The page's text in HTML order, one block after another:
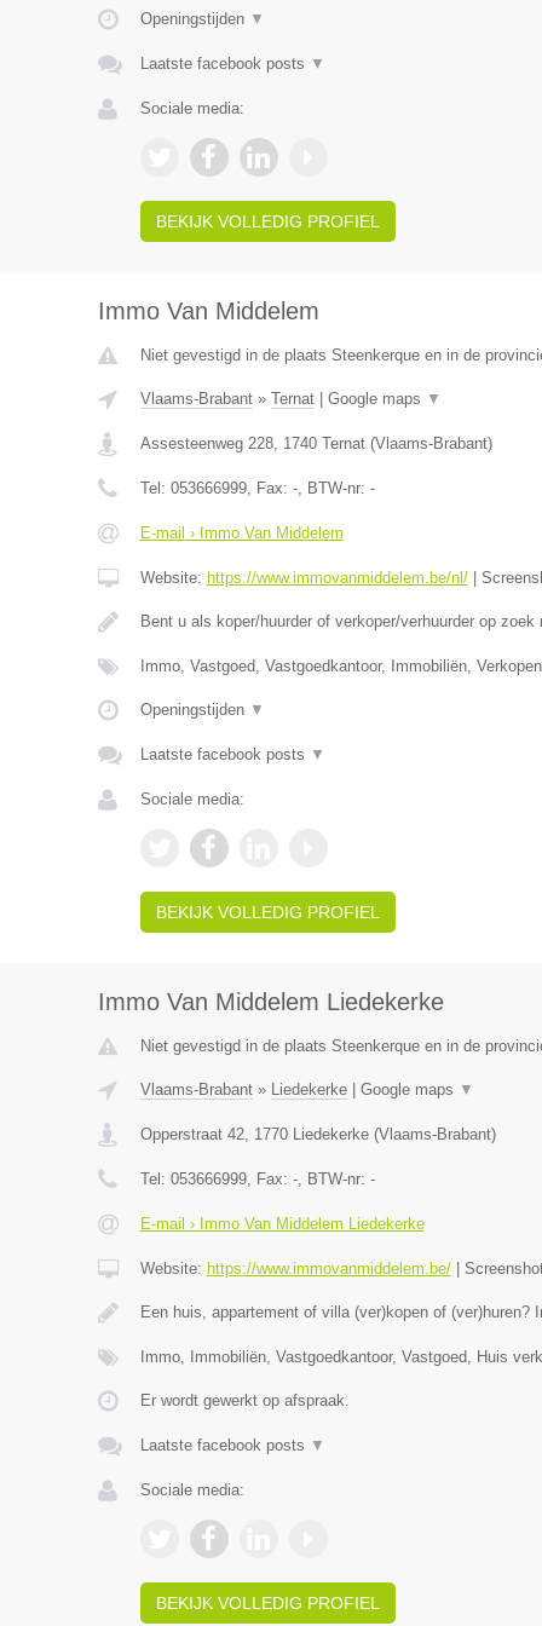
Openingstijden ▼
Laatste facebook posts ▼
Sociale media:
BEKIJK VOLLEDIG PROFIEL
Immo Van Middelem
Niet gevestigd in de plaats Steenkerque en in de
Vlaams-Brabant» Ternat| Google maps ▼
Assesteenweg 228, 1740 Ternat(Vlaams-Brabant)
Tel: 053666999, Fax: -, BTW-nr: -
E-mail › Immo Van Middelem
Website: https://www.immovanmiddelem.be/nl/|
Bent u als koper/huurder of verkoper/verhuurder op
Immo, Vastgoed, Vastgoedkantoor, Immobiliën,
Openingstijden ▼
Laatste facebook posts ▼
Sociale media:
BEKIJK VOLLEDIG PROFIEL
Immo Van Middelem Liedekerke
Niet gevestigd in de plaats Steenkerque en in de
Vlaams-Brabant» Liedekerke| Google maps ▼
Opperstraat 42, 1770 Liedekerke(Vlaams-Brabant)
Tel: 053666999, Fax: -, BTW-nr: -
E-mail › Immo Van Middelem Liedekerke
Website: https://www.immovanmiddelem.be/|
Een huis, appartement of villa (ver)kopen of (ver)huren?
Immo, Immobiliën, Vastgoedkantoor, Vastgoed, Huis
Er wordt gewerkt op afspraak.
Laatste facebook posts ▼
Sociale media:
BEKIJK VOLLEDIG PROFIEL